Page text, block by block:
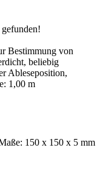
Bestimmung von
beliebig
Ableseposition,
1,00 m
150 x 150 x 5 mm